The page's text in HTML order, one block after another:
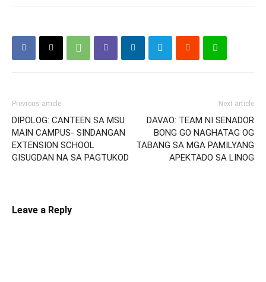
Previous article
DIPOLOG: CANTEEN SA MSU
MAIN CAMPUS- SINDANGAN
EXTENSION SCHOOL
GISUGDAN NA SA PAGTUKOD
Next article
DAVAO: TEAM NI SENADOR
BONG GO NAGHATAG OG
TABANG SA MGA PAMILYANG
APEKTADO SA LINOG
Leave a Reply